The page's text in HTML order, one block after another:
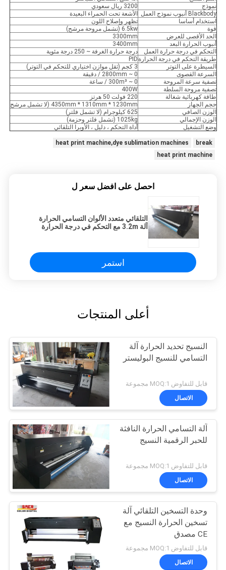
نموذج
3200 ريال سعودي
Blackbody أنبوب نموذج العمل
الأشعة تحت الحمراء البعيدة
استخدام أساسا
تظهر وإصلاح اللون
قوة
6.5kw (تشمل مروحة مرشح)
الحد الأقصى للعرض
3300mm
أنبوب الحرارة البعد
3400mm
التحكم في درجة حرارة العمل
درجة حرارة الغرفة ~ 250 درجة مئوية
طريقة التحكم في درجة الحرارةPID
السيطرة على التوتر
3 كجم (ثقل موازن اختياري للتحكم في التوتر)
السرعة القصوى
0 ~ 2800mm / دقيقة
تصفية سرعة المروحة
0 ~ 300m³ / ساعة
تصفية مروحة السلطة
400W
طاقة كهربائية شغالة
220 فولت 50 هرتز
حجم الجهاز
4350mm * 1310mm * 1230mm (لا تشمل مرشح
الوزن الصافي
625 كيلوجرام (لا تشمل فلتر)
الوزن الإجمالي
1025kg (تشمل فلتر وحزمة)
وضع التشغيل
أداة التحكم ، دليل ، الأوبرا التلقائي
break
heat print machine,dye sublimation machines
heat print machine
احصل على افضل سعر ل
التلقائي متعدد الألوان التسامي الحرارة
آلة 3.2m مع التحكم في درجة الحرارة
استمر
أعلى المنتجات
النسيج تحديد الحرارة آلة
التسامي للنسيج البوليستر
قابل للتفاوض MOQ:1 مجموعة
الاتصال
آلة التسامي الحرارة النافثة
للحبر الرقمية النسيج
قابل للتفاوض MOQ:1 مجموعة
الاتصال
وحدة التسخين التلقائي آلة
تسخين الحرارة النسيج مع
CE مصدق
قابل للتفاوض MOQ:1 مجموعة
الاتصال